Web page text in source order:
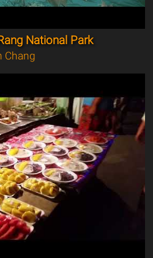
National Park
Chang